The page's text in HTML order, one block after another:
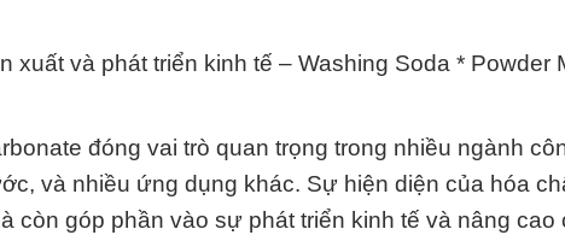
xuất và phát triển kinh tế – Washing Soda * Powder
đóng vai trò quan trọng trong nhiều ngành
và nhiều ứng dụng khác. Sự hiện diện của hóa
còn góp phần vào sự phát triển kinh tế và nâng cao